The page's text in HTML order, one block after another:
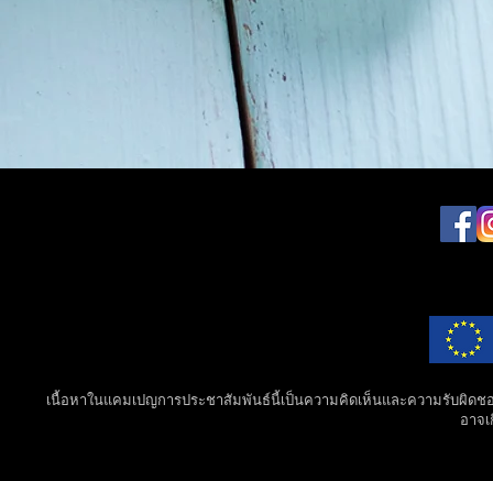
เนื้อหาในแคมเปญการประชาสัมพันธ์นี้เป็นความคิดเห็นและความรับผิด
อาจ